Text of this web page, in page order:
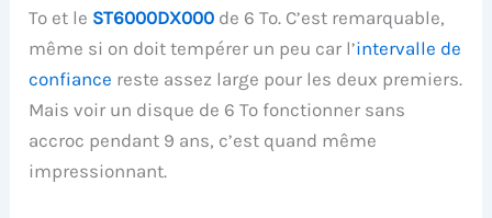
To et le ST6000DX000 de 6 To. C’est remarquable,
même si on doit tempérer un peu car l’intervalle de
confiance reste assez large pour les deux premiers.
Mais voir un disque de 6 To fonctionner sans
accroc pendant 9 ans, c’est quand même
impressionnant.